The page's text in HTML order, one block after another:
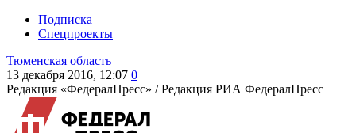
Подписка
Спецпроекты
Тюменская область
13 декабря 2016, 12:07 0
Редакция «ФедералПресс» /Редакция РИА ФедералПресс